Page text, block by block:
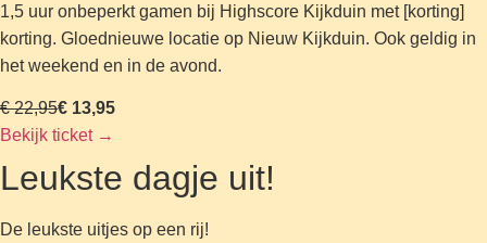
1,5 uur onbeperkt gamen bij Highscore Kijkduin met [korting]
korting. Gloednieuwe locatie op Nieuw Kijkduin. Ook geldig in
het weekend en in de avond.
€ 22,95€ 13,95
Bekijk ticket →
Leukste dagje uit!
De leukste uitjes op een rij!